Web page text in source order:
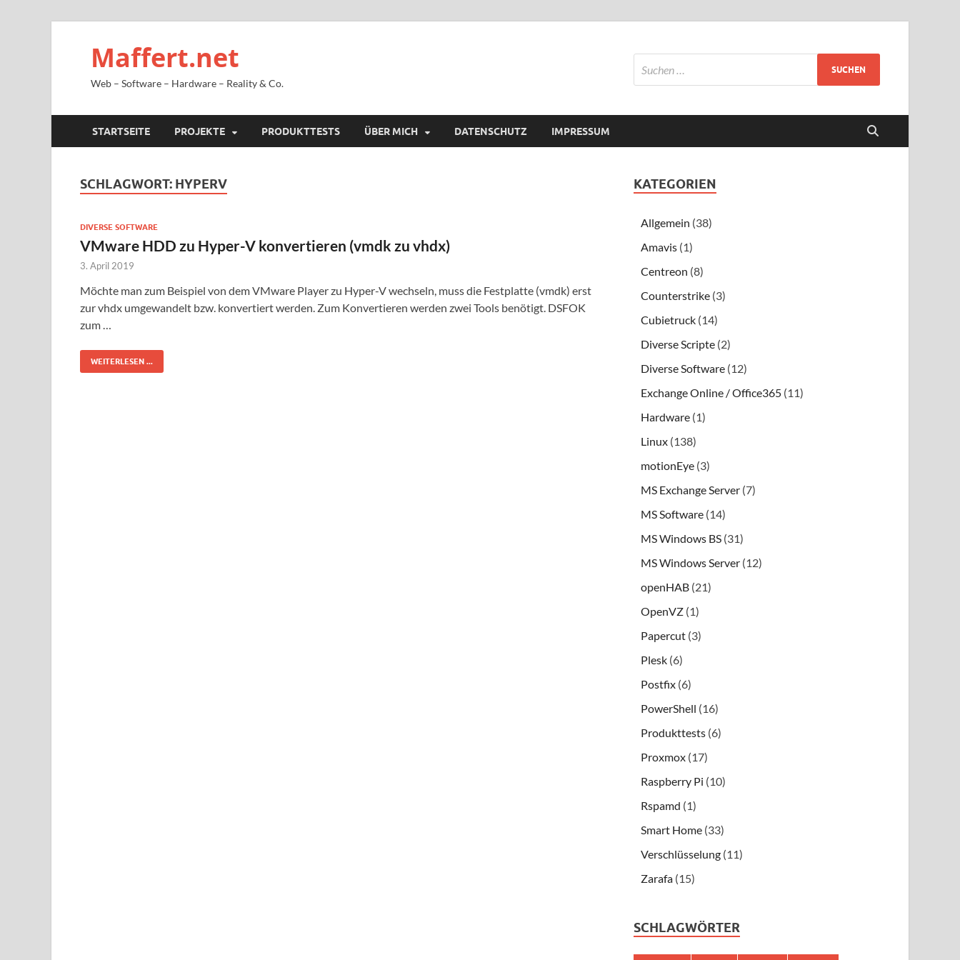
Maffert.net
Web – Software – Hardware – Reality & Co.
STARTSEITE PROJEKTE PRODUKTTESTS ÜBER MICH DATENSCHUTZ IMPRESSUM
SCHLAGWORT: HYPERV
DIVERSE SOFTWARE
VMware HDD zu Hyper-V konvertieren (vmdk zu vhdx)
3. April 2019
Möchte man zum Beispiel von dem VMware Player zu Hyper-V wechseln, muss die Festplatte (vmdk) erst
zur vhdx umgewandelt bzw. konvertiert werden. Zum Konvertieren werden zwei Tools benötigt. DSFOK
zum …
WEITERLESEN ...
KATEGORIEN
Allgemein (38)
Amavis (1)
Centreon (8)
Counterstrike (3)
Cubietruck (14)
Diverse Scripte (2)
Diverse Software (12)
Exchange Online / Office365 (11)
Hardware (1)
Linux (138)
motionEye (3)
MS Exchange Server (7)
MS Software (14)
MS Windows BS (31)
MS Windows Server (12)
openHAB (21)
OpenVZ (1)
Papercut (3)
Plesk (6)
Postfix (6)
PowerShell (16)
Produkttests (6)
Proxmox (17)
Raspberry Pi (10)
Rspamd (1)
Smart Home (33)
Verschlüsselung (11)
Zarafa (15)
SCHLAGWÖRTER